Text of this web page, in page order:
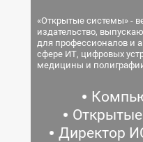
«Открытые системы» -
издательство,
для профессионалов и
сфере ИТ, цифровых
медицины и
Директор